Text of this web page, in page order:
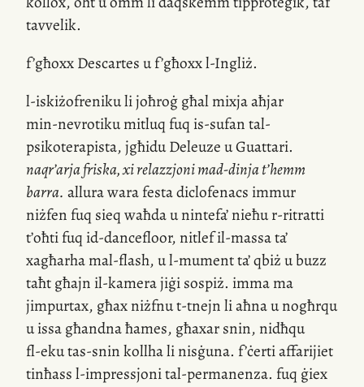
tavvelik.
f’għoxx Descartes u f’għoxxl-Ingliż.
l-iskiżofrenikuli joħroġ għal mixja aħjar
min-nevrotikumitluq fuq is-sufantal-
psikoterapista, jgħidu Deleuze u Guattari.
naqr’arjafriska, xi relazzjonimad-dinjat’hemm
barra. allura wara festa diclofenacs immur
niżfen fuq sieq waħda u nintefa’ nieħur-ritratti
t’oħti fuq id-dancefloor, nitlefil-massata’
xagħarhamal-flash, ul-mumentta’ qbiż u buzz
taħt għajn il-kamerajiġi sospiż. imma ma
jimpurtax, għax niżfnut-tnejnli aħna u nogħrqu
u issa għandna ħames, għaxar snin, nidħqu
fl-ekutas-snin kollha li nisġuna. f’ċerti affarijiet
tinħassl-impressjonital-permanenza. fuq ġiex